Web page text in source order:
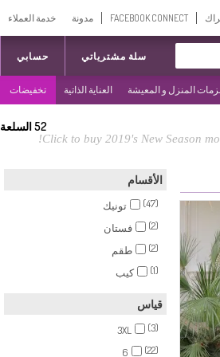
FACEBOOK CONNECT مدونة خدمة العملاء
حسابي سلة مشترياتي
المنزل و المعيشة العناية الذاتية تخفيضات
Click to buy 2019's New Season
52السلعة
الأقسام
تونيك
(47)
فستان
(2)
طقم
(2)
كيب
(1)
قياس
3XL
(3)
6
(22)